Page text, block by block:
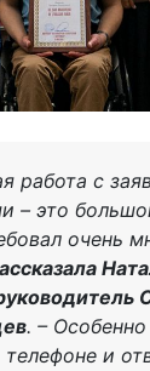
работа с
– это
очень
. –
и